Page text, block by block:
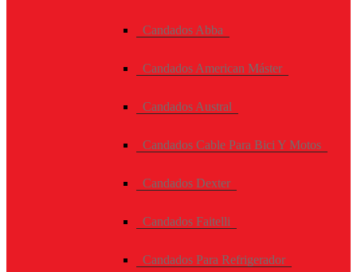
Candados Abba
Candados American Máster
Candados Austral
Candados Cable Para Bici Y Motos
Candados Dexter
Candados Faitelli
Candados Para Refrigerador